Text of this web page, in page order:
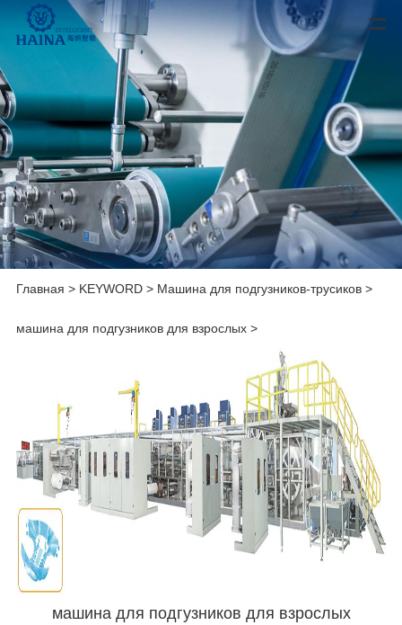
Главная > KEYWORD> Машина для подгузников-трусиков>
машина для подгузников для взрослых>
машина для подгузников для взрослых